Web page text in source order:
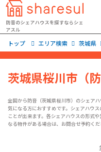
防音のシェアハウスを探すならシェ
アスル
エリ
駅
閲覧履歴
トップ エリア検索 茨城県
茨城県桜川市（
全国から防音（茨城県桜川市）のシェア
気になる方におすすめです。シェアハウ
ことが出来ます。各シェアハウスの形式
なる物件がある場合は、お問合せ予約くだ
路線から探す